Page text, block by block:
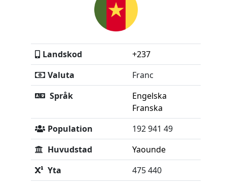
Landskod
+237
Valuta
Franc
Språk
Engelska
Franska
Population
192 941 49
Huvudstad
Yaounde
Yta
475 440